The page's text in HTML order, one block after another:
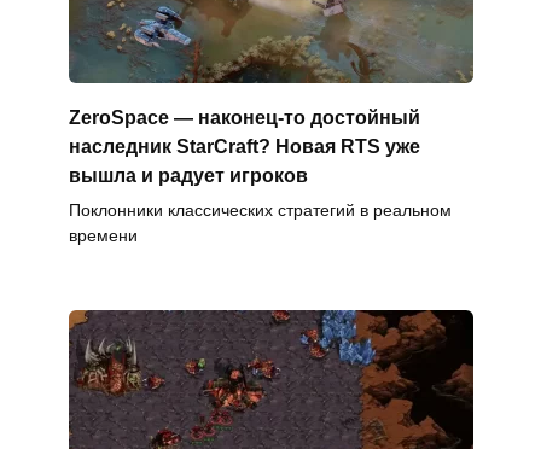
ZeroSpace — наконец-то достойный
наследник StarCraft? Новая RTS уже
вышла и радует игроков
Поклонники классических стратегий в реальном
времени